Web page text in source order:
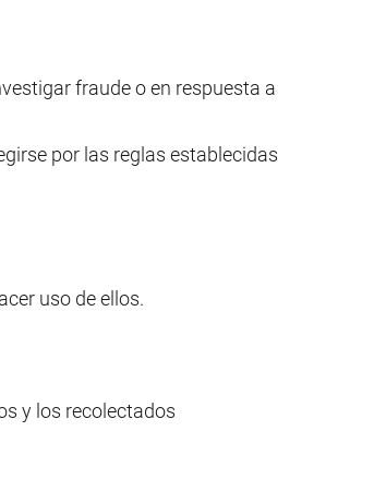
fraude o en respuesta a
por las reglas establecidas
uso de ellos.
y los recolectados